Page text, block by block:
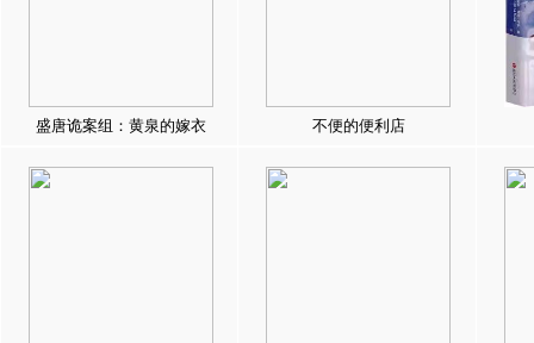
盛唐诡案组：黄泉的嫁衣 不便的便利店